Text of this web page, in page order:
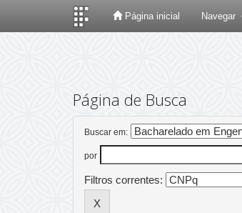
Página inicial Navegar
Página de Busca
Buscar em:
por
Filtros correntes: